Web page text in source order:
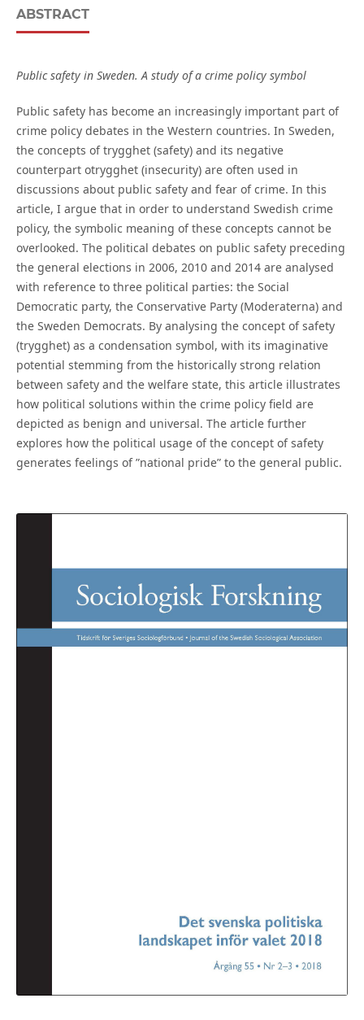
ABSTRACT
Public safety in Sweden. A study of a crime policy symbol
Public safety has become an increasingly important part of
crime policy debates in the Western countries. In Sweden,
the concepts of trygghet (safety) and its negative
counterpart otrygghet (insecurity) are often used in
discussions about public safety and fear of crime. In this
article, I argue that in order to understand Swedish crime
policy, the symbolic meaning of these concepts cannot be
overlooked. The political debates on public safety preceding
the general elections in 2006, 2010 and 2014 are analysed
with reference to three political parties: the Social
Democratic party, the Conservative Party (Moderaterna) and
the Sweden Democrats. By analysing the concept of safety
(trygghet) as a condensation symbol, with its imaginative
potential stemming from the historically strong relation
between safety and the welfare state, this article illustrates
how political solutions within the crime policy field are
depicted as benign and universal. The article further
explores how the political usage of the concept of safety
generates feelings of ”national pride” to the general public.